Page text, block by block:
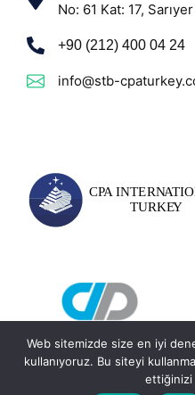
No: 61 Kat: 17,
+90 (212) 400 04 24
info@stb-
Web sitemizde size en iyi
kullanıyoruz. Bu siteyi
ettiğinizi